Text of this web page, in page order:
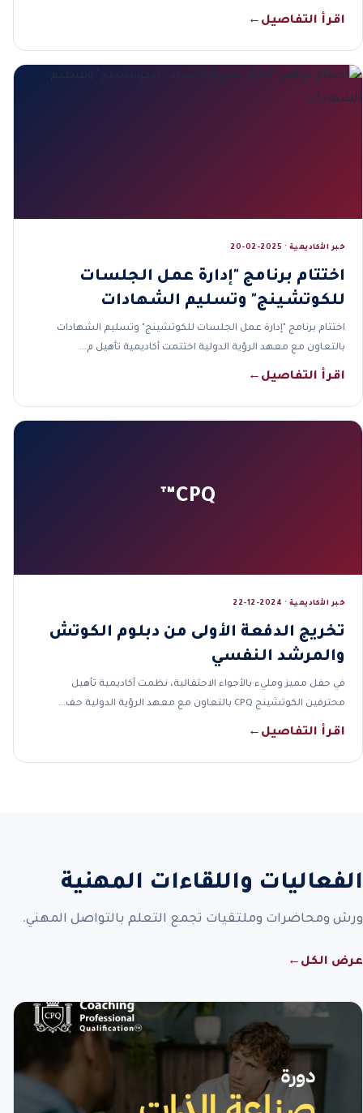
اقرأ التفاصيل ←
خبر الأكاديمية · 2025-02-20
اختتام برنامج "إدارة عمل الجلسات
للكوتشينج" وتسليم الشهادات
اختتام برنامج "إدارة عمل الجلسات للكوتشينج" وتسليم الشهادات
بالتعاون مع معهد الرؤية الدولية اختتمت أكاديمية تأهيل م…
اقرأ التفاصيل ←
CPQ™
خبر الأكاديمية · 2024-12-22
تخريج الدفعة الأولى من دبلوم الكوتش
والمرشد النفسي
في حفل مميز ومليء بالأجواء الاحتفالية، نظمت أكاديمية تأهيل
محترفين الكوتشينج CPQ بالتعاون مع معهد الرؤية الدولية حف…
اقرأ التفاصيل ←
الفعاليات واللقاءات المهنية
ورش ومحاضرات وملتقيات تجمع التعلم بالتواصل المهني.
عرض الكل ←